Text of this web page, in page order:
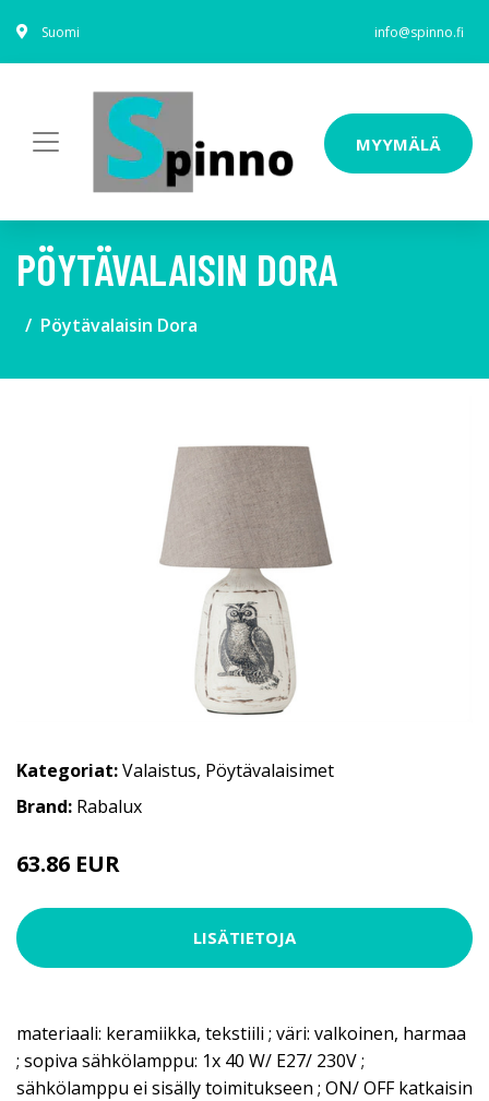
Suomi info@spinno.fi
MYYMÄLÄ
PÖYTÄVALAISIN DORA
Pöytävalaisin Dora
Kategoriat:Valaistus, Pöytävalaisimet
Brand: Rabalux
63.86 EUR
LISÄTIETOJA
materiaali: keramiikka, tekstiili ; väri: valkoinen, harmaa
; sopiva sähkölamppu: 1x 40 W/ E27/ 230V ;
sähkölamppu ei sisälly toimitukseen ; ON/ OFF katkaisin